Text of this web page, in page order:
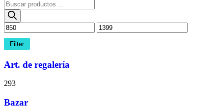
Filter
Art. de regalería
293
Bazar